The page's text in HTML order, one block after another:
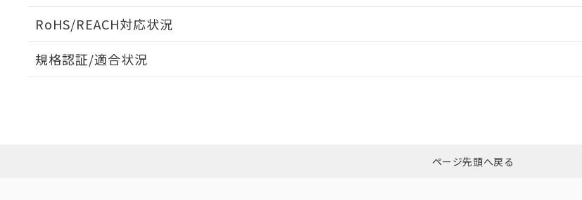
RoHS/REACH対応状況
EU RoHS 注意事項・凡例
ダウンロードはこちら
規格認証/適合状況
ページ先頭へ戻る